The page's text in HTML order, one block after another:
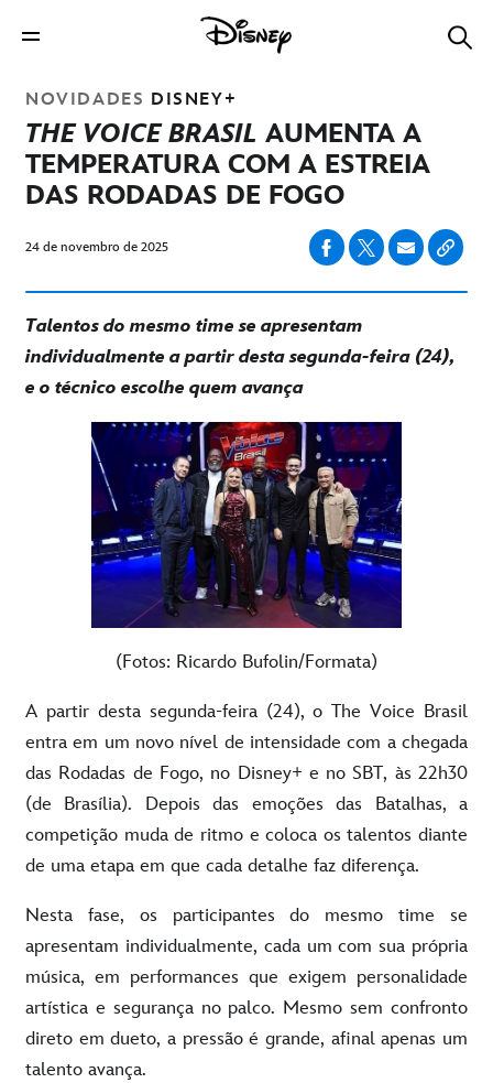
NOVIDADES DISNEY+
THE VOICE BRASIL AUMENTA A
TEMPERATURA COM A ESTREIA
DAS RODADAS DE FOGO
24 de novembro de 2025
Talentos do mesmo time se apresentam
individualmente a partir desta segunda-feira (24),
e o técnico escolhe quem avança
(Fotos: Ricardo Bufolin/Formata)
A partir desta segunda-feira (24), o The Voice Brasil
entra em um novo nível de intensidade com a chegada
das Rodadas de Fogo, no Disney+ e no SBT, às 22h30
(de Brasília). Depois das emoções das Batalhas, a
competição muda de ritmo e coloca os talentos diante
de uma etapa em que cada detalhe faz diferença.
Nesta fase, os participantes do mesmo time se
apresentam individualmente, cada um com sua própria
música, em performances que exigem personalidade
artística e segurança no palco. Mesmo sem confronto
direto em dueto, a pressão é grande, afinal apenas um
talento avança.